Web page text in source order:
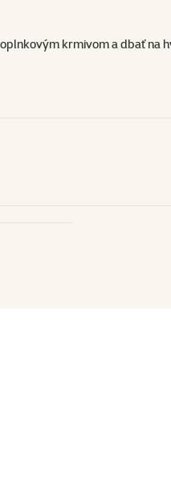
krmivom a dbať na